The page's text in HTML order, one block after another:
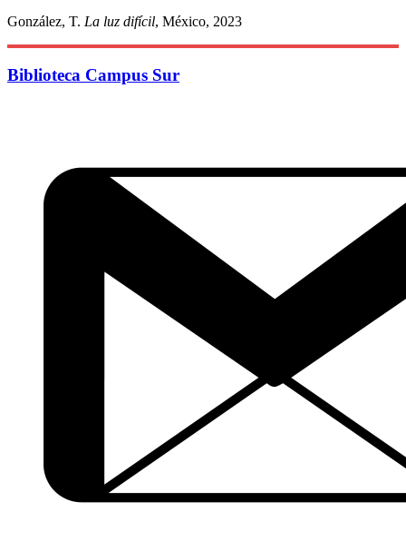
González, T. La luz difícil, México, 2023
Biblioteca Campus Sur